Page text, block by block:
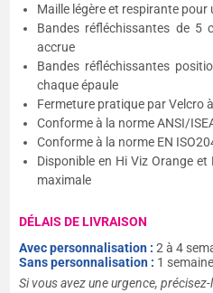
Maille légère et respirante
Bandes réfléchissantes de 5
accrue
Bandes réfléchissantes
chaque épaule
Fermeture pratique par Velcro
Conforme à la norme ANSI/
Conforme à la norme EN
Disponible en Hi Viz Orange
maximale
DÉLAIS DE LIVRAISON
Avec personnalisation :2 à 4
Sans personnalisation : 1
Si vous avez une urgence,